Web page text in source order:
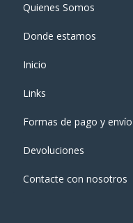
Quienes Somos
Donde estamos
Inicio
Links
Formas de pago y enví­o
Devoluciones
Contacte con nosotros